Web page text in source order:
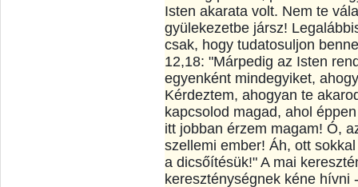
Isten akarata volt. Nem te
gyülekezetbe jársz!
csak, hogy tudatosuljon
12,18: "Márpedig az Isten
egyenként mindegyiket,
Kérdeztem, ahogyan te
kapcsolod magad, ahol
itt jobban érzem magam! Ó,
szellemi ember! Áh, ott
a dicsőítésük!" A mai
kereszténységnek kéne hívni